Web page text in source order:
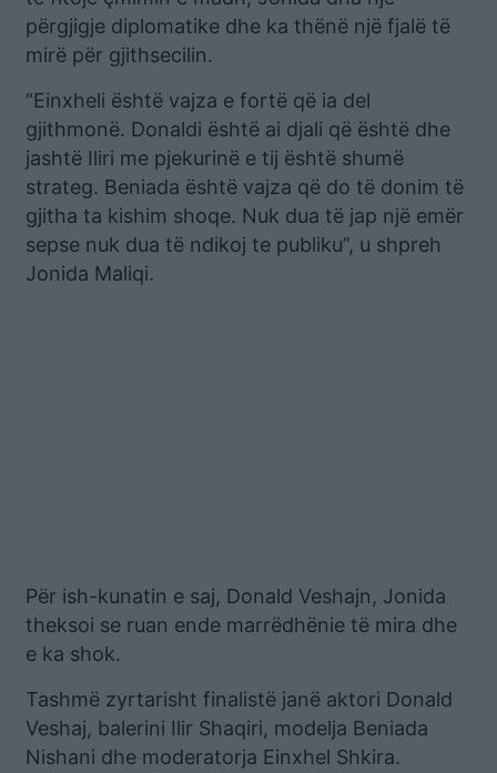
përgjigje diplomatike dhe ka thënë një fjalë të
mirë për gjithsecilin.
“Einxheli është vajza e fortë që ia del
gjithmonë. Donaldi është ai djali që është dhe
jashtë Iliri me pjekurinë e tij është shumë
strateg. Beniada është vajza që do të donim të
gjitha ta kishim shoqe. Nuk dua të jap një emër
sepse nuk dua të ndikoj te publiku”, u shpreh
Jonida Maliqi.
Për ish-kunatin e saj, Donald Veshajn, Jonida
theksoi se ruan ende marrëdhënie të mira dhe
e ka shok.
Tashmë zyrtarisht finalistë janë aktori Donald
Veshaj, balerini Ilir Shaqiri, modelja Beniada
Nishani dhe moderatorja Einxhel Shkira.